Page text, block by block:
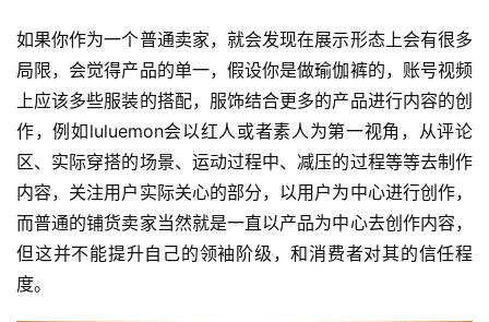
如果你作为一个普通卖家，就会发现在展示形态上会有很多
局限，会觉得产品的单一，假设你是做瑜伽裤的，账号视频
上应该多些服装的搭配，服饰结合更多的产品进行内容的创
作，例如luluemon会以红人或者素人为第一视角，从评论
区、实际穿搭的场景、运动过程中、减压的过程等等去制作
内容，关注用户实际关心的部分，以用户为中心进行创作，
而普通的铺货卖家当然就是一直以产品为中心去创作内容，
但这并不能提升自己的领袖阶级，和消费者对其的信任程
度。